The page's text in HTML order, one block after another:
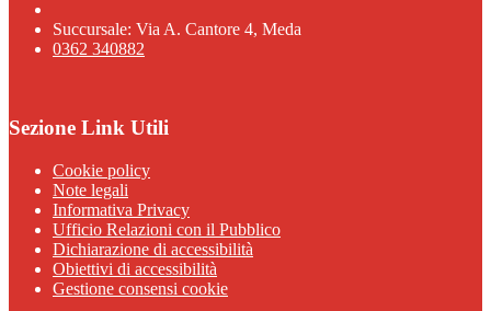
Succursale: Via A. Cantore 4, Meda
0362 340882
Sezione Link Utili
Cookie policy
Note legali
Informativa Privacy
Ufficio Relazioni con il Pubblico
Dichiarazione di accessibilità
Obiettivi di accessibilità
Gestione consensi cookie